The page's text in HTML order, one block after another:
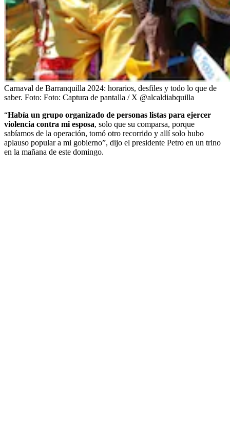
Carnaval de Barranquilla 2024: horarios, desfiles y todo lo que de
saber. Foto: Foto: Captura de pantalla / X @alcaldiabquilla
“Había un grupo organizado de personas listas para ejercer
violencia contra mi esposa, solo que su comparsa, porque
sabíamos de la operación, tomó otro recorrido y allí solo hubo
aplauso popular a mi gobierno”, dijo el presidente Petro en un trino
en la mañana de este domingo.